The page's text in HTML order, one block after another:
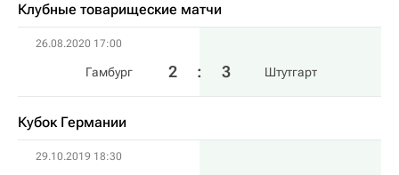
Клубные товарищеские матчи
26.08.2020 17:00
Гамбург 2 : 3 Штутгарт
Кубок Германии
29.10.2019 18:30